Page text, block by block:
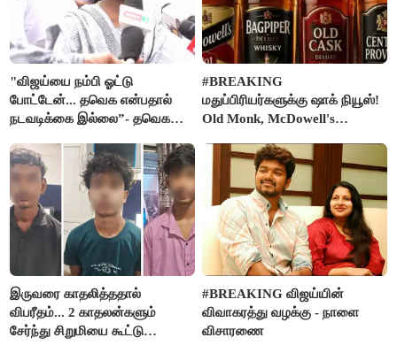
"விஜய்யை நம்பி ஓட்டு
போட்டேன்... தவெக என்பதால்
நடவடிக்கை இல்லை”- தவெக
கதறல்
#BREAKING
மதுப்பிரியர்களுக்கு ஷாக் நியூஸ்!
Old Monk, McDowell's
FSSAI தடை
இருவரை காதலித்ததால்
விபரீதம்... 2 காதலன்களும்
சேர்ந்து சிறுமியை கூட்டு
#BREAKING விஜய்யின்
விவாகரத்து வழக்கு - நாளை
விசாரணை